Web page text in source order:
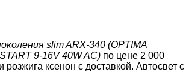
slim ARX-340 (OPTIMA
9-16V 40W AC) по цене 2 000
розжига ксенон с доставкой. Автосвет с